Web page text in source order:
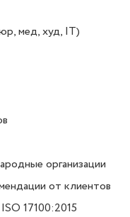
мед, худ, IT)
организации
от клиентов
17100:2015